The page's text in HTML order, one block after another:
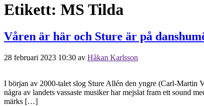
Etikett: MS Tilda
Våren är här och Sture är på
28 februari 2023 10:30 av Håkan Karlsson
I början av 2000-talet slog Sture Allén den yngre (Carl-Martin
några av landets vassaste musiker har mejslat fram ett sound
märks […]